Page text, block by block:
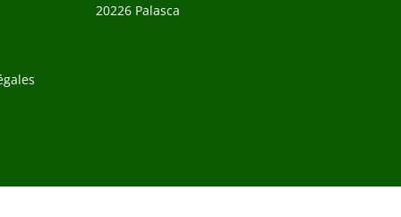
20226 Palasca